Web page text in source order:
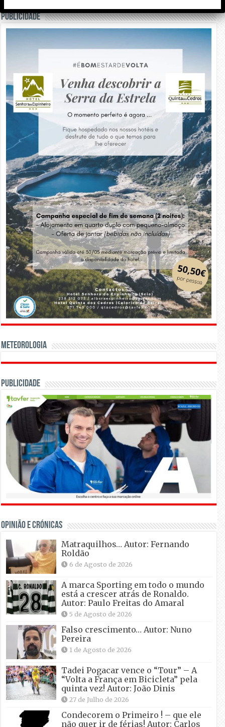
PUBLICIDADE
Meteorologia
Publicidade
OPINIÃO E CRÓNICAS
Matraquilhos… Autor: Fernando
Roldão
6 de Agosto de 2026
A marca Sporting em todo o mundo
está a crescer atrás de Ronaldo.
Autor: Paulo Freitas do Amaral
5 de Agosto de 2026
Falso crescimento… Autor: Nuno
Pereira
1 de Agosto de 2026
Tadei Pogacar vence o “Tour” – A
“Volta a França em Bicicleta” pela
quinta vez! Autor: João Dinis
27 de Julho de 2026
Condecorem o Primeiro ! – que ele
não quer ir de férias! Autor: Carlos